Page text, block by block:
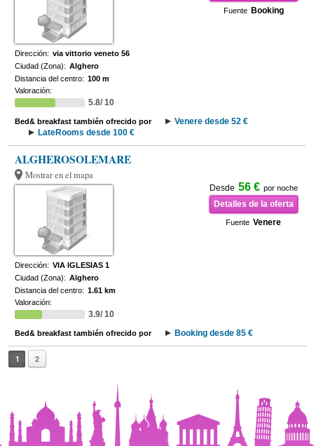
Fuente Booking
Dirección: via vittorio veneto 56
Ciudad (Zona): Alghero
Distancia del centro: 100 m
Valoración:
5.8/ 10
Bed& breakfast también ofrecido por
Venere desde 52 €
LateRooms desde 100 €
ALGHEROSOLEMARE
Mostrar en el mapa
Desde 56 € por noche
Detalles de la oferta
Fuente Venere
Dirección: VIA IGLESIAS 1
Ciudad (Zona): Alghero
Distancia del centro: 1.61 km
Valoración:
3.9/ 10
Bed& breakfast también ofrecido por Booking desde 85 €
1 2